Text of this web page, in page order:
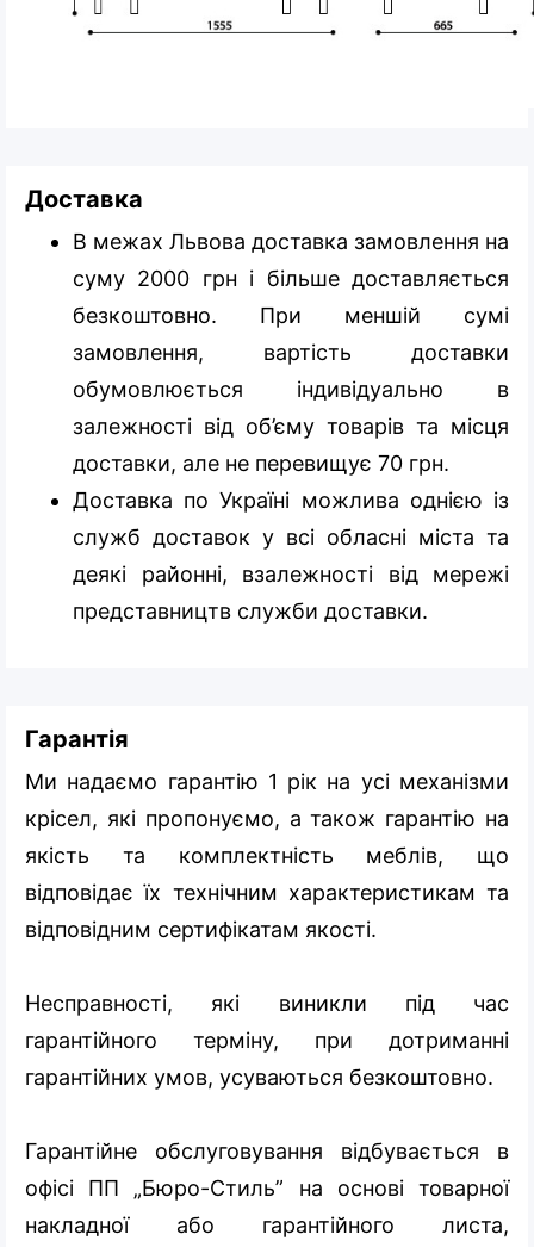
Доставка
В межах Львова доставка замовлення на
суму 2000 грн і більше доставляється
безкоштовно. При меншій сумі
замовлення, вартість доставки
обумовлюється індивідуально в
залежності від об’єму товарів та місця
доставки, але не перевищує 70 грн.
Доставка по Україні можлива однією із
служб доставок у всі обласні міста та
деякі районні, взалежності від мережі
представництв служби доставки.
Гарантія
Ми надаємо гарантію 1 рік на усі механізми
крісел, які пропонуємо, а також гарантію на
якість та комплектність меблів, що
відповідає їх технічним характеристикам та
відповідним сертифікатам якості.
Несправності, які виникли під час
гарантійного терміну, при дотриманні
гарантійних умов, усуваються безкоштовно.
Гарантійне обслуговування відбувається в
офісі ПП „Бюро-Стиль” на основі товарної
накладної або гарантійного листа,